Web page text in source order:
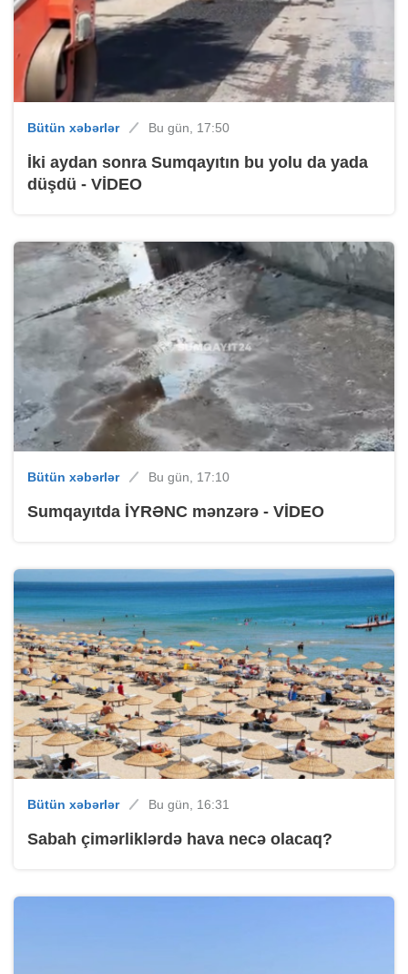
Bütün xəbərlər Bu gün, 17:50
İki aydan sonra Sumqayıtın bu yolu da yada
düşdü - VİDEO
Bütün xəbərlər Bu gün, 17:10
Sumqayıtda İYRƏNC mənzərə - VİDEO
Bütün xəbərlər Bu gün, 16:31
Sabah çimərliklərdə hava necə olacaq?